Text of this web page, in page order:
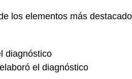
los elementos más
diagnóstico
el diagnóstico